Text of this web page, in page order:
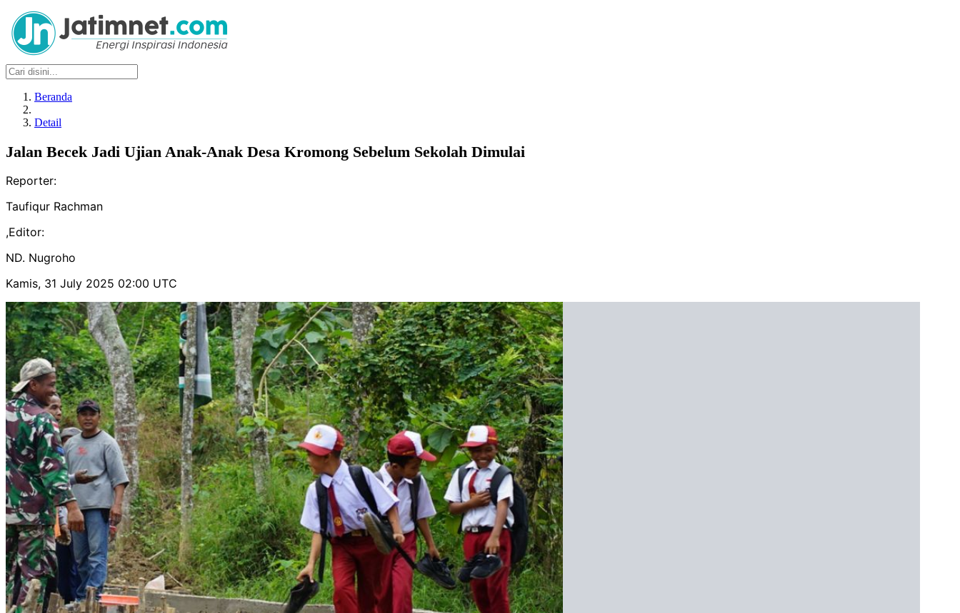
Beranda
Detail
Jalan Becek Jadi Ujian Anak-Anak Desa Kromong Sebelum Sekolah Dimulai
Reporter:
Taufiqur Rachman
,Editor:
ND. Nugroho
Kamis, 31 July 2025 02:00 UTC